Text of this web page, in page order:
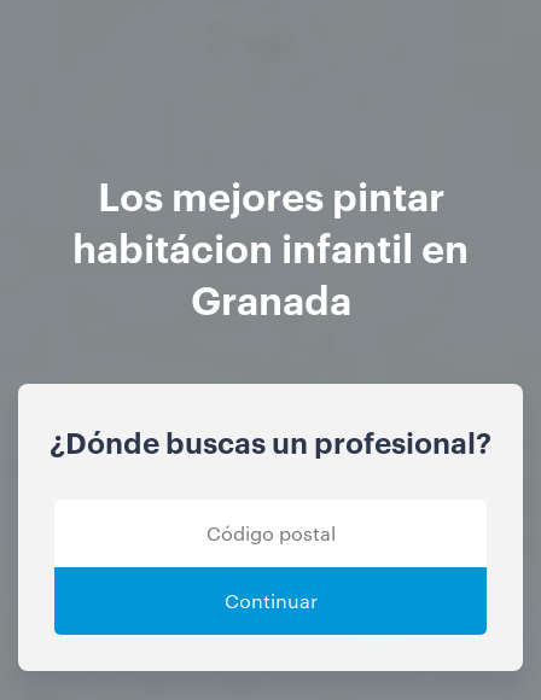
Los mejores pintar
habitácion infantil en
Granada
¿Dónde buscas un profesional?
Continuar